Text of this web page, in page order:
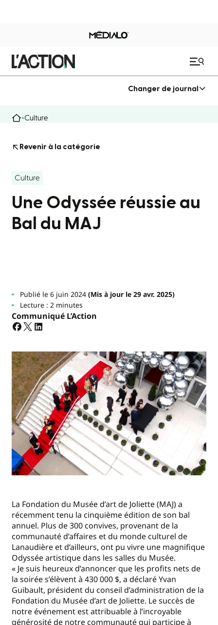
Changer de journal
Culture
Revenir à la catégorie
Culture
Une Odyssée réussie au
Bal du MAJ
Publié le 6 juin 2024(Mis à jour le 29 avr. 2025)
Lecture : 2 minutes
Communiqué L’Action
La Fondation du Musée d’art de Joliette (MAJ) a
récemment tenu la cinquième édition de son bal
annuel. Plus de 300 convives, provenant de la
communauté d’affaires et du monde culturel de
Lanaudière et d’ailleurs, ont pu vivre une magnifique
Odyssée artistique dans les salles du Musée.
« Je suis heureux d’annoncer que les profits nets de
la soirée s’élèvent à 430 000 $, a déclaré Yvan
Guibault, président du conseil d’administration de la
Fondation du Musée d’art de Joliette. Le succès de
notre événement est attribuable à l’incroyable
générosité de notre communauté qui participe à